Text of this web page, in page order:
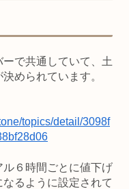
で共通していて、土
められています。
topics/detail/3098f
６時間ごとに値下げ
るように設定されて